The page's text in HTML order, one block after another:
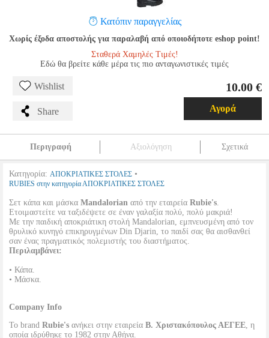
Κατόπιν παραγγελίας
Χωρίς έξοδα αποστολής για παραλαβή από οποιοδήποτε eshop point!
Σταθερά Χαμηλές Τιμές!
Εδώ θα βρείτε κάθε μέρα τις πιο ανταγωνιστικές τιμές
Wishlist
Share
10.00 €
Αγορά
Περιγραφή Αξιολόγηση Σχετικά
Κατηγορία: ΑΠΟΚΡΙΑΤΙΚΕΣ ΣΤΟΛΕΣ •
RUBIES στην κατηγορία ΑΠΟΚΡΙΑΤΙΚΕΣ ΣΤΟΛΕΣ
Σετ κάπα και μάσκα Mandalorian από την εταιρεία Rubie's.
Ετοιμαστείτε να ταξιδέψετε σε έναν γαλαξία πολύ, πολύ μακριά!
Με την παιδική αποκριάτικη στολή Mandalorian, εμπνευσμένη από τον
θρυλικό κυνηγό επικηρυγμένων Din Djarin, το παιδί σας θα αισθανθεί
σαν ένας πραγματικός πολεμιστής του διαστήματος.
Περιλαμβάνει:
• Κάπα.
• Μάσκα.
Company Info
Το brand Rubie's ανήκει στην εταιρεία Β. Χριστακόπουλος ΑΕΓΕΕ, η
οποία ιδρύθηκε το 1982 στην Αθήνα.